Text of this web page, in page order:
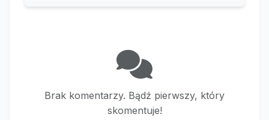
Brak komentarzy. Bądź pierwszy, który
skomentuje!